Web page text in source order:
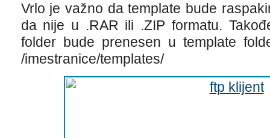
Vrlo je važno da template bude
da nije u .RAR ili .ZIP formatu.
folder bude prenesen u template
/imestranice/templates/